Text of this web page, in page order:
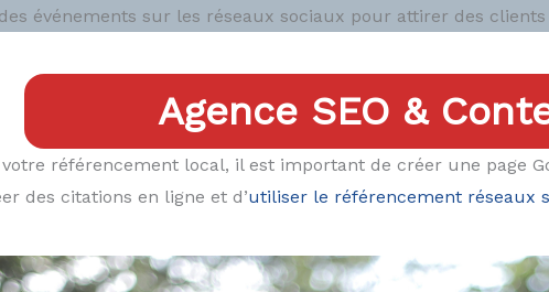
événements sur les réseaux sociaux pour attirer des
Agence SEO &
référencement local, il est important de créer une page
des citations en ligne et d’utiliser le référencement réseaux